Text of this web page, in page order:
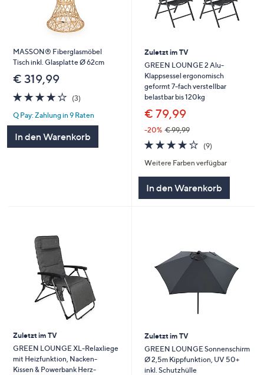
MASSON® Fiberglasmöbel
Tisch inkl. Glasplatte Ø 62cm
€ 319,99
4.0
von
5
(3)3
Q Pay: Zahlung in 9 Raten
In den Warenkorb
Zuletzt im TV
GREEN LOUNGE 2 Alu-
Klappsessel ergonomisch
geformt 7-fach verstellbar
belastbar bis 120kg
€ 79,99
-20% € 99,99
3.9
von
5
(9)
Weitere Farben verfügbar
In den Warenkorb
Zuletzt im TV
GREEN LOUNGE XL-Relaxliege
mit Heizfunktion, Nacken-
Kissen & Powerbank Herz-
Zuletzt im TV
GREEN LOUNGE Sonnenschirm
Ø 2,5m Kippfunktion, UV 50+
inkl. Schutzhülle